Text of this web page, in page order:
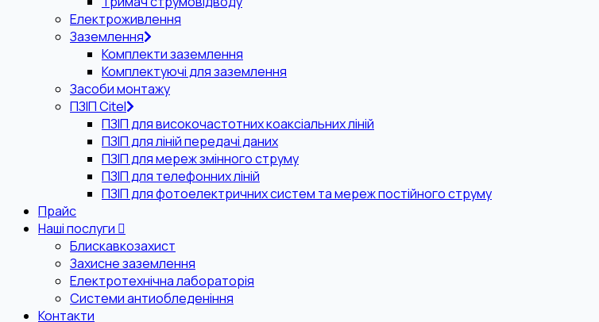
Електроживлення
Заземлення
Комплекти заземлення
Комплектуючі для заземлення
Засоби монтажу
ПЗІП Citel
ПЗІП для високочастотних коаксіальних ліній
ПЗІП для ліній передачі даних
ПЗІП для мереж змінного струму
ПЗІП для телефонних ліній
ПЗІП для фотоелектричних систем та мереж постійного струму
Прайс
Наші послуги
Блискавкозахист
Захисне заземлення
Електротехнічна лабораторія
Системи антиобледеніння
Контакти